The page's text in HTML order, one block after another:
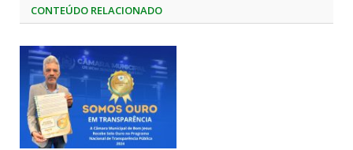
CONTEÚDO RELACIONADO